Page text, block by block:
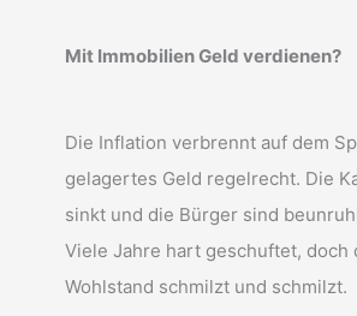
Mit Immobilien Geld verdienen?
Die Inflation verbrennt auf dem
gelagertes Geld regelrecht. Die
sinkt und die Bürger sind
Viele Jahre hart geschuftet, doch
Wohlstand schmilzt und schmilzt.